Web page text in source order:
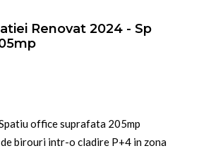
Renovat 2024 - Sp
office suprafata 205mp
birouri intr-o cladire P+4 in zona